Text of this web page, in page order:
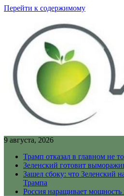
Перейти к содержимому
9 августа, 2026
Трамп отказал в главном не
Зеленский готовит
Зашел сбоку: что Зеленский
Трампа
Россия наращивает мощность